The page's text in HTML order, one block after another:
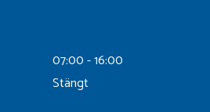
07:00 - 16:00
Stängt